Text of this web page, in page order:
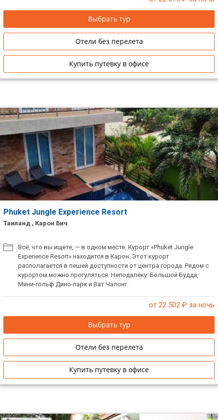
Выбрать тур
Отели без перелета
Купить путевку в офисе
Phuket Jungle Experience Resort
Таиланд , Карон Бич
Всё, что вы ищете, — в одном месте. Курорт «Phuket Jungle
Experience Resort» находится в Карон. Этот курорт
располагается в пешей доступности от центра города. Рядом с
курортом можно прогуляться. Неподалёку: Большой Будда,
Мини-гольф Дино-парк и Ват Чалонг.
от 22 502 ₽ за ночь
Выбрать тур
Отели без перелета
Купить путевку в офисе